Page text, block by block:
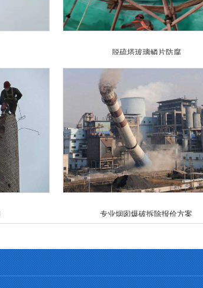
脱硫塔玻璃鳞片防腐
专业烟囱爆破拆除报价方案